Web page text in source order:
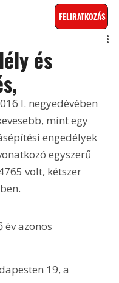
FELIRATKOZÁS
és
I. negyedévében
mint egy
engedélyek
egyszerű
volt, kétszer
év azonos
19, a